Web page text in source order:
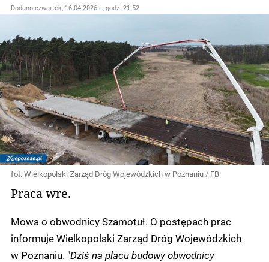
Dodano czwartek, 16.04.2026 r., godz. 21.52
fot. Wielkopolski Zarząd Dróg Wojewódzkich w Poznaniu / FB
Praca wre.
Mowa o obwodnicy Szamotuł. O postępach prac
informuje Wielkopolski Zarząd Dróg Wojewódzkich
w Poznaniu. "Dziś na placu budowy obwodnicy